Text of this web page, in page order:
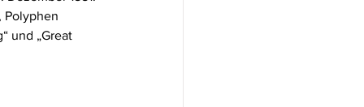
Polyphen
und „Great